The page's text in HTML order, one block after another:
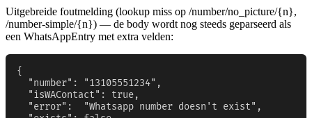
Uitgebreide foutmelding (lookup miss op /number/no_picture/{n},
/number-simple/{n}) — de body wordt nog steeds geparseerd als
een WhatsAppEntry met extra velden:
{
  "number": "13105551234",
  "isWAContact": true,
  "error":  "Whatsapp number doesn't exist",